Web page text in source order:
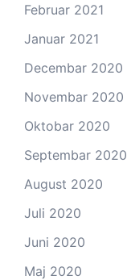
Februar 2021
Januar 2021
Decembar 2020
Novembar 2020
Oktobar 2020
Septembar 2020
August 2020
Juli 2020
Juni 2020
Maj 2020